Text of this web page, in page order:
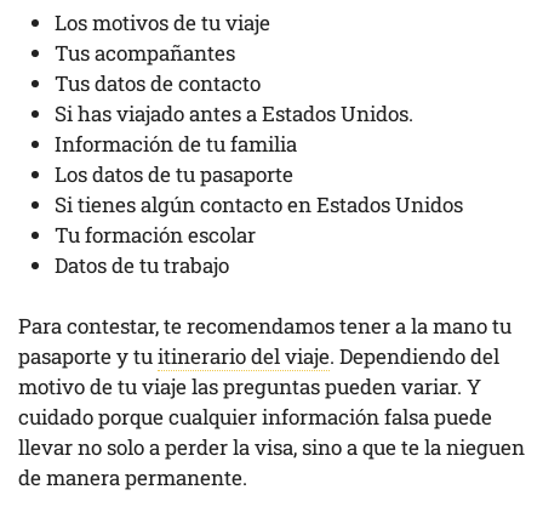
Los motivos de tu viaje
Tus acompañantes
Tus datos de contacto
Si has viajado antes a Estados Unidos.
Información de tu familia
Los datos de tu pasaporte
Si tienes algún contacto en Estados Unidos
Tu formación escolar
Datos de tu trabajo
Para contestar, te recomendamos tener a la mano tu
pasaporte y tuitinerario del viaje. Dependiendo del
motivo de tu viaje las preguntas pueden variar. Y
cuidado porque cualquier información falsa puede
llevar no solo a perder la visa, sino a que te la nieguen
de manera permanente.